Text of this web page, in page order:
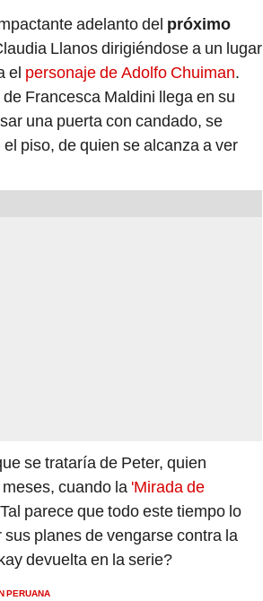
adelanto del próximo
Llanos dirigiéndose a un lugar
el personaje de Adolfo Chuiman.
Francesca Maldini llega en su
una puerta con candado, se
piso, de quien se alcanza a ver
se trataría de Peter, quien
cuando la 'Mirada de
parece que todo este tiempo lo
planes de vengarse contra la
devuelta en la serie?
PERUANA